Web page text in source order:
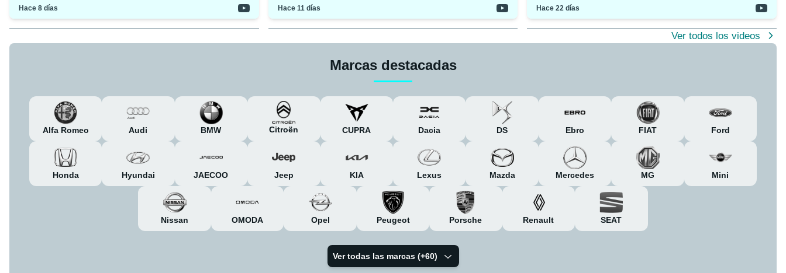
Hace 8 días Hace 11 días Hace 22 días
Ver todos los videos
Marcas destacadas
Alfa Romeo Audi BMW Citroën CUPRA Dacia DS Ebro FIAT Ford
Honda Hyundai JAECOO Jeep KIA Lexus Mazda Mercedes MG Mini
Nissan OMODA Opel Peugeot Porsche Renault SEAT
Ver todas las marcas (+60)